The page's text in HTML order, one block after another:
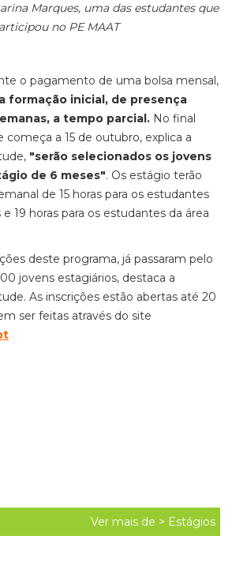
Marques, uma das estudantes que
no PE MAAT
o pagamento de uma bolsa mensal,
formação inicial, de presença
a tempo parcial. No final
começa a 15 de outubro, explica a
"serão selecionados os jovens
de 6 meses". Os estágio terão
de 15 horas para os estudantes
e 19 horas para os estudantes da área
deste programa, já passaram pelo
jovens estagiários, destaca a
As inscrições estão abertas até 20
ser feitas através do site
Ver mais de > Estágios